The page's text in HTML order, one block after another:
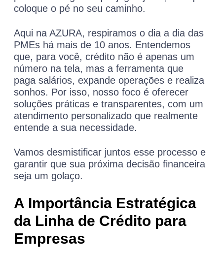
coloque o pé no seu caminho.
Aqui na AZURA, respiramos o dia a dia das
PMEs há mais de 10 anos. Entendemos
que, para você, crédito não é apenas um
número na tela, mas a ferramenta que
paga salários, expande operações e realiza
sonhos. Por isso, nosso foco é oferecer
soluções práticas e transparentes, com um
atendimento personalizado que realmente
entende a sua necessidade.
Vamos desmistificar juntos esse processo e
garantir que sua próxima decisão financeira
seja um golaço.
A Importância Estratégica
da Linha de Crédito para
Empresas